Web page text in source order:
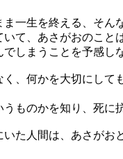
一生を終える、そん
て、あさがおのこと
しまうことを予感し
、何かを大切にし
ものかを知り、死に
た人間は、あさがお